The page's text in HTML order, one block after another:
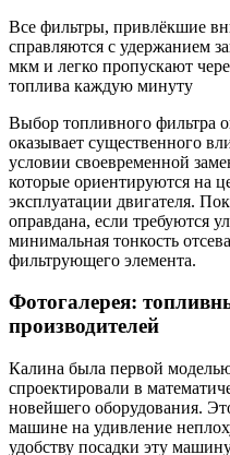
Все фильтры, привлёкшие
справляются с удержанием
мкм и легко пропускают
топлива каждую минуту
Выбор топливного фильтра
оказывает существенного
условии своевременной
которые ориентируются на
эксплуатации двигателя.
оправдана, если требуются
минимальная тонкость
фильтрующего элемента.
Фотогалерея:
производителей
Калина была первой
спроектировали в
новейшего оборудования.
машине на удивление
удобству посадки эту